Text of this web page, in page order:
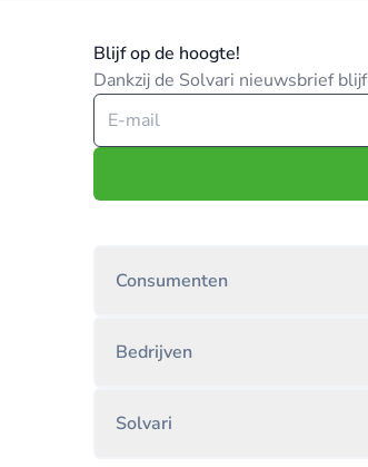
Blijf op de hoogte!
Dankzij de Solvari nieuwsbrief
Consumenten
Bedrijven
Solvari